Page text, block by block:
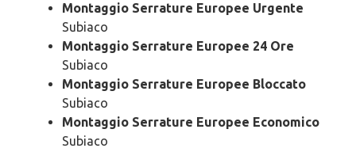
Montaggio Serrature Europee Urgente
Subiaco
Montaggio Serrature Europee 24 Ore
Subiaco
Montaggio Serrature Europee Bloccato
Subiaco
Montaggio Serrature Europee Economico
Subiaco